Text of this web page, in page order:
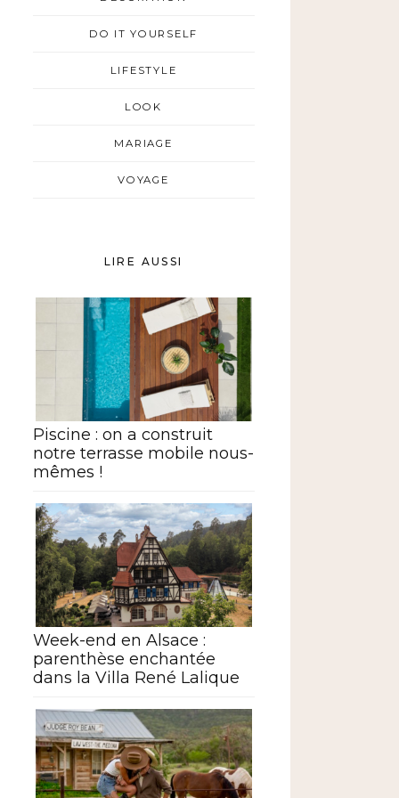
DO IT YOURSELF
LIFESTYLE
LOOK
MARIAGE
VOYAGE
LIRE AUSSI
Piscine : on a construit
notre terrasse mobile nous-
mêmes !
Week-end en Alsace :
parenthèse enchantée
dans la Villa René Lalique